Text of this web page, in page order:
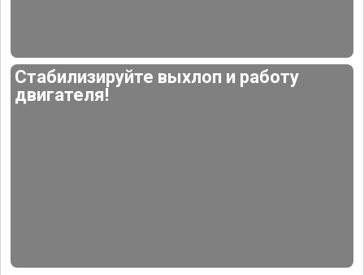
Стабилизируйте выхлоп и работу
двигателя!